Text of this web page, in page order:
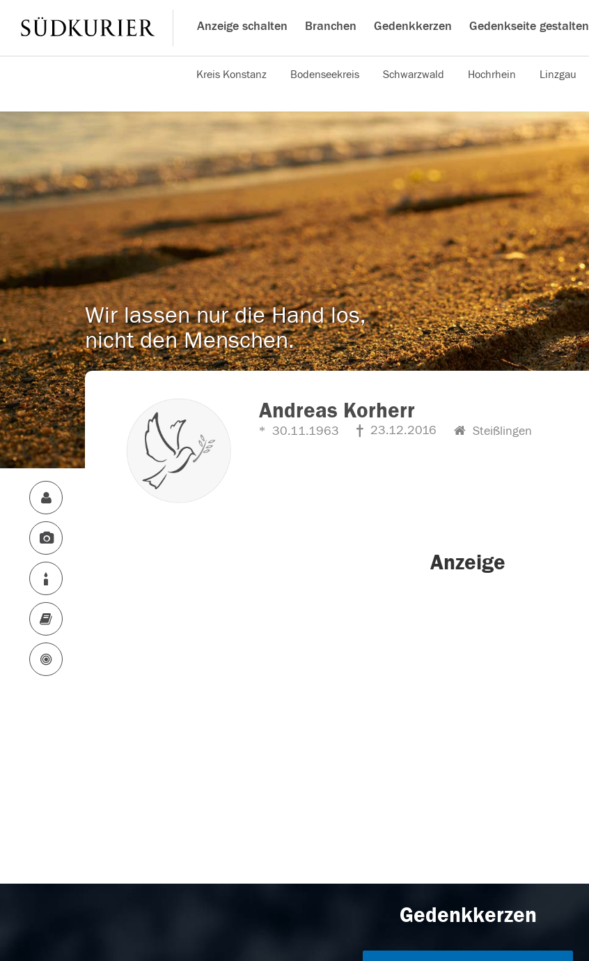
Anzeige schalten Branchen Gedenkkerzen Gedenkseite gestalten
Kreis Konstanz Bodenseekreis Schwarzwald Hochrhein Linzgau
Wir lassen nur die Hand los,
nicht den Menschen.
Andreas Korherr
30.11.1963 23.12.2016 Steißlingen
Anzeige
Gedenkkerzen